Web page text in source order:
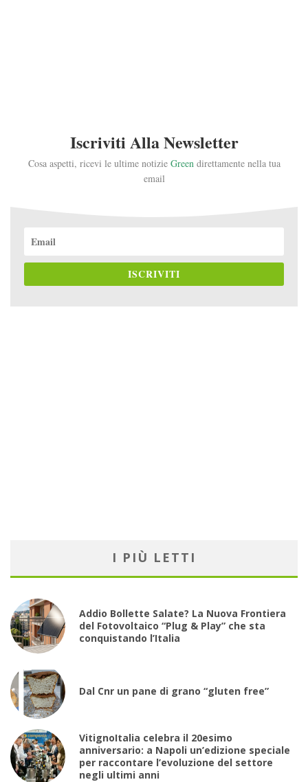
Iscriviti Alla Newsletter
Cosa aspetti, ricevi le ultime notizie Greendirettamente nella tua
email
ISCRIVITI
I PIÙ LETTI
Addio Bollette Salate? La Nuova Frontiera
del Fotovoltaico “Plug & Play” che sta
conquistando l’Italia
Dal Cnr un pane di grano “gluten free”
VitignoItalia celebra il 20esimo
anniversario: a Napoli un’edizione speciale
per raccontare l’evoluzione del settore
negli ultimi anni